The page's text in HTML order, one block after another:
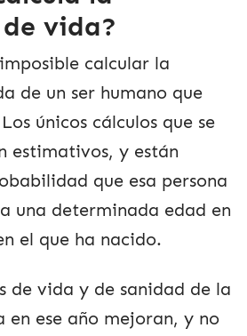
vida?
calcular la
de un ser humano que
únicos cálculos que se
estimativos, y están
que esa persona
una determinada edad en
el que ha nacido.
de vida y de sanidad de la
en ese año mejoran, y no